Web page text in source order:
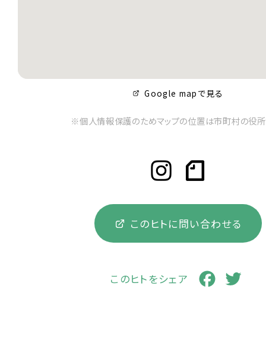
Google mapで見る
※個人情報保護のためマップの位置は市町村の役所
このヒトに問い合わせる
このヒトをシェア